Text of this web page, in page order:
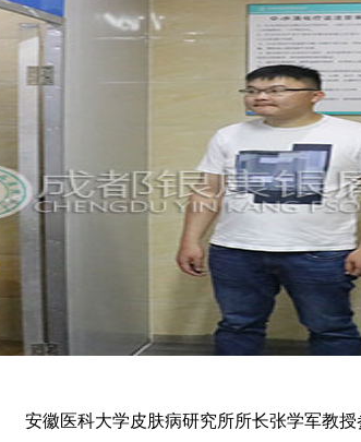
安徽医科大学皮肤病研究所所长张学军教授